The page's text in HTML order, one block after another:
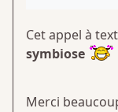
Cet appel à
symbiose
Merci